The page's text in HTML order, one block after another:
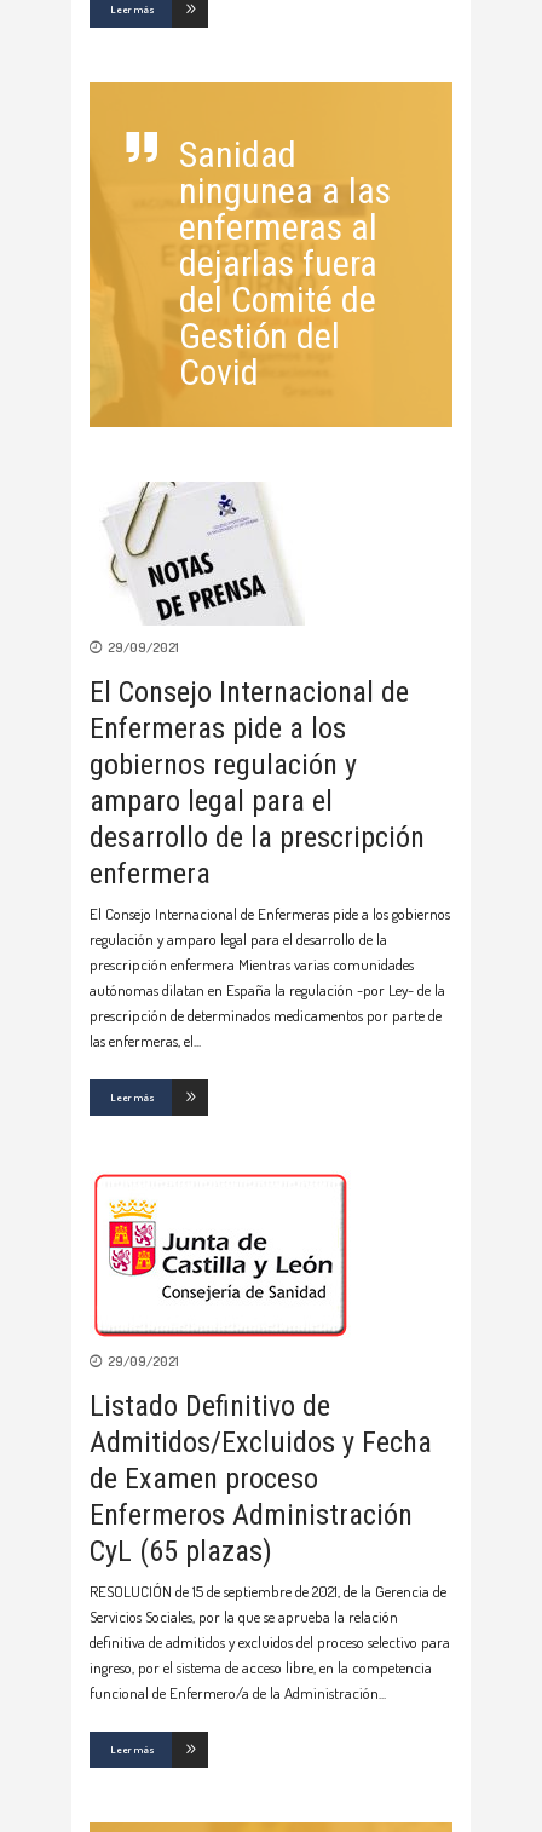
Leer más
Sanidad
ningunea a las
enfermeras al
dejarlas fuera
del Comité de
Gestión del
Covid
29/09/2021
El Consejo Internacional de
Enfermeras pide a los
gobiernos regulación y
amparo legal para el
desarrollo de la prescripción
enfermera
El Consejo Internacional de Enfermeras pide a los gobiernos
regulación y amparo legal para el desarrollo de la
prescripción enfermera Mientras varias comunidades
autónomas dilatan en España la regulación -por Ley- de la
prescripción de determinados medicamentos por parte de
las enfermeras, el
Leer más
29/09/2021
Listado Definitivo de
Admitidos/Excluidos y Fecha
de Examen proceso
Enfermeros Administración
CyL (65 plazas)
RESOLUCIÓN de 15 de septiembre de 2021, de la Gerencia de
Servicios Sociales, por la que se aprueba la relación
definitiva de admitidos y excluidos del proceso selectivo para
ingreso, por el sistema de acceso libre, en la competencia
funcional de Enfermero/a de la Administración
Leer más